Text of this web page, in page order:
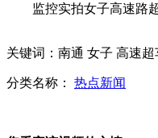
美女武汉地铁上演火
监控实拍女子高速路超
关键词：南通 女子 高速超
分类名称： 热点新闻